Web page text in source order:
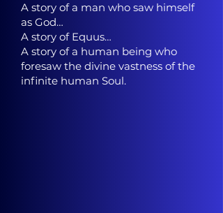
A story of a man who saw himself
as God…
A story of Equus…
A story of a human being who
foresaw the divine vastness of the
infinite human Soul.